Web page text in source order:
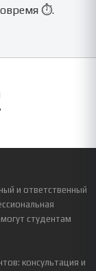
⏱️.
и ответственный
студентам
консультация и